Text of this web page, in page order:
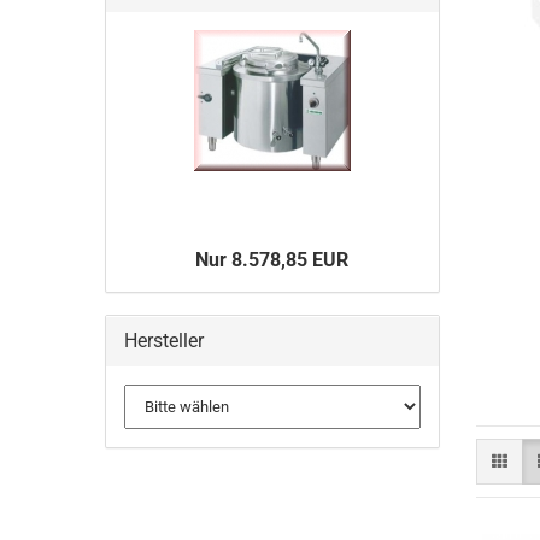
Nur 8.578,85 EUR
Hersteller